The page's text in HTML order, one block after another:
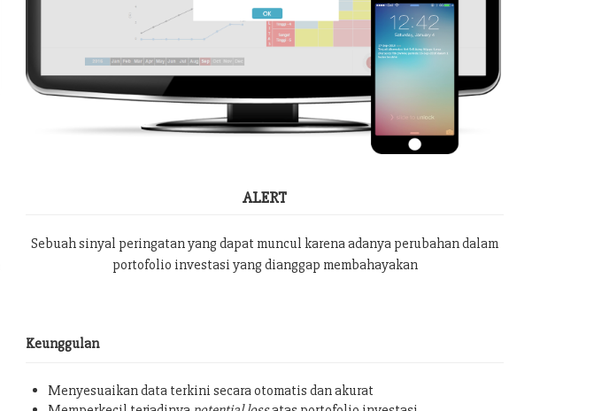
ALERT
Sebuah sinyal peringatan yang dapat muncul karena adanya perubahan dalam
portofolio investasi yang dianggap membahayakan
Keunggulan
Menyesuaikan data terkini secara otomatis dan akurat